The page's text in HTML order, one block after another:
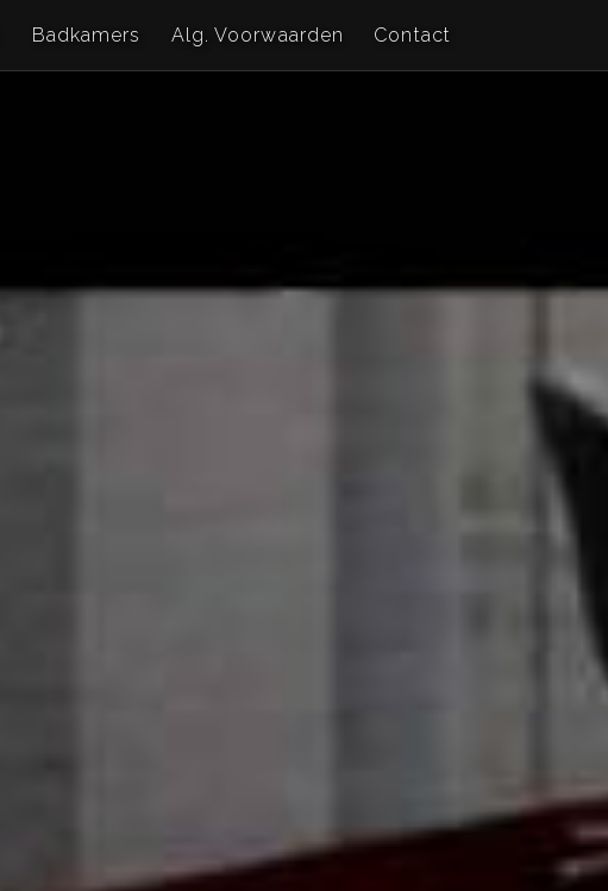
Badkamers Alg. Voorwaarden Contact